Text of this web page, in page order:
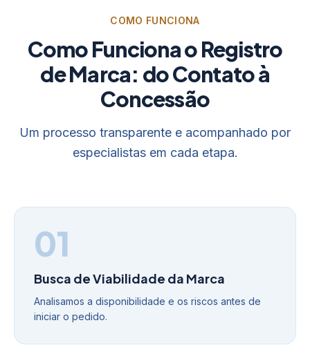
COMO FUNCIONA
Como Funciona o Registro
de Marca: do Contato à
Concessão
Um processo transparente e acompanhado por
especialistas em cada etapa.
01
Busca de Viabilidade da Marca
Analisamos a disponibilidade e os riscos antes de
iniciar o pedido.